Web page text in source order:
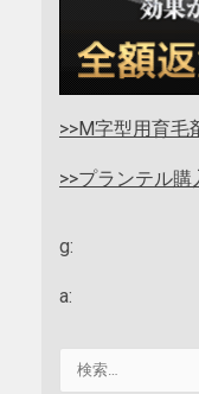
>>M字型用育毛
>>プランテル
g:
a: